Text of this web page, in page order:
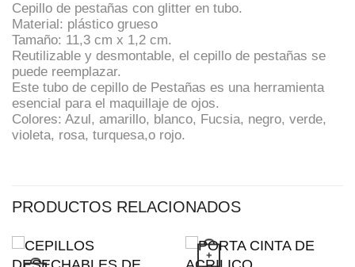
Cepillo de pestañas con glitter en tubo.
Material: plástico grueso
Tamaño: 11,3 cm x 1,2 cm.
Reutilizable y desmontable, el cepillo de pestañas se
puede reemplazar.
Este tubo de cepillo de Pestañas es una herramienta
esencial para el maquillaje de ojos.
Colores: Azul, amarillo, blanco, Fucsia, negro, verde,
violeta, rosa, turquesa,o rojo.
PRODUCTOS RELACIONADOS
+